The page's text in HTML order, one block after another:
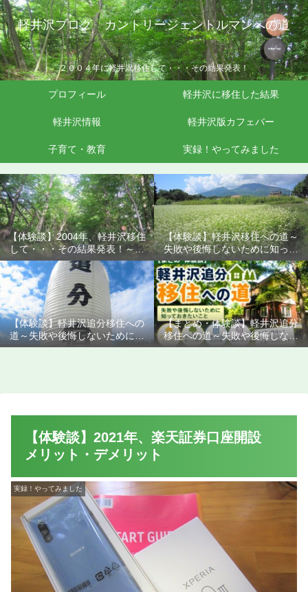
軽井沢ブログ カントリージェントルマンへの道
２００４年に軽井沢移住して・・・その結果発表！
プロフィール 軽井沢に移住した結果
軽井沢情報 軽井沢版カフェバー
子育て・教育 実録！やってみました
【体験談】2004年、軽井沢移住
して・・・その結果発表！～失
敗や後悔しないために知ってお
きたいこと
【体験談】軽井沢移住への道～
失敗や後悔しないために知って
おきたいこと
【体験談】軽井沢追分移住への
道～失敗や後悔しないために知
っておきたいこと
【まとめ・体験談】軽井沢追分
移住への道～失敗や後悔しない
ために知っておきたいこと
【体験談】2021年、楽天証券口座開設
メリット・デメリット
実録！やってみました